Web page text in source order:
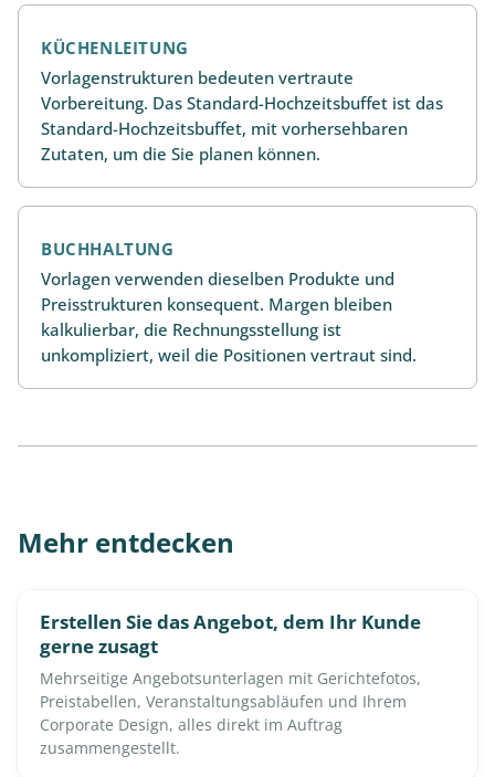
KÜCHENLEITUNG
Vorlagenstrukturen bedeuten vertraute
Vorbereitung. Das Standard-Hochzeitsbuffet ist das
Standard-Hochzeitsbuffet, mit vorhersehbaren
Zutaten, um die Sie planen können.
BUCHHALTUNG
Vorlagen verwenden dieselben Produkte und
Preisstrukturen konsequent. Margen bleiben
kalkulierbar, die Rechnungsstellung ist
unkompliziert, weil die Positionen vertraut sind.
Mehr entdecken
Erstellen Sie das Angebot, dem Ihr Kunde
gerne zusagt
Mehrseitige Angebotsunterlagen mit Gerichtefotos,
Preistabellen, Veranstaltungsabläufen und Ihrem
Corporate Design, alles direkt im Auftrag
zusammengestellt.